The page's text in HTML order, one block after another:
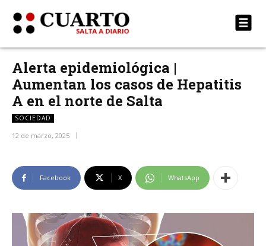
Alerta epidemiológica |
Aumentan los casos de Hepatitis
A en el norte de Salta
SOCIEDAD
12 de marzo, 2025
Facebook X WhatsApp